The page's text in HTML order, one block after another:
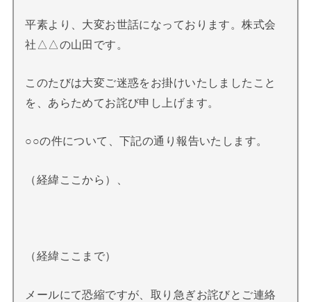
平素より、大変お世話になっております。株式会
社△△の山田です。
このたびは大変ご迷惑をお掛けいたしましたこと
を、あらためてお詫び申し上げます。
○○の件について、下記の通り報告いたします。
（経緯ここから）、
（経緯ここまで）
メールにて恐縮ですが、取り急ぎお詫びとご連絡